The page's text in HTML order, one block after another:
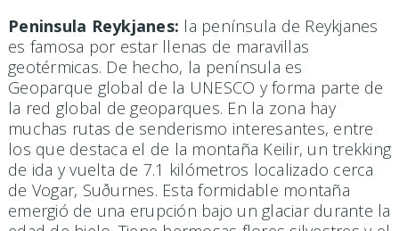
Peninsula Reykjanes: la península de Reykjanes
es famosa por estar llenas de maravillas
geotérmicas. De hecho, la península es
Geoparque global de la UNESCO y forma parte de
la red global de geoparques. En la zona hay
muchas rutas de senderismo interesantes, entre
los que destaca el de la montaña Keilir, un trekking
de ida y vuelta de 7.1 kilómetros localizado cerca
de Vogar, Suðurnes. Esta formidable montaña
emergió de una erupción bajo un glaciar durante la